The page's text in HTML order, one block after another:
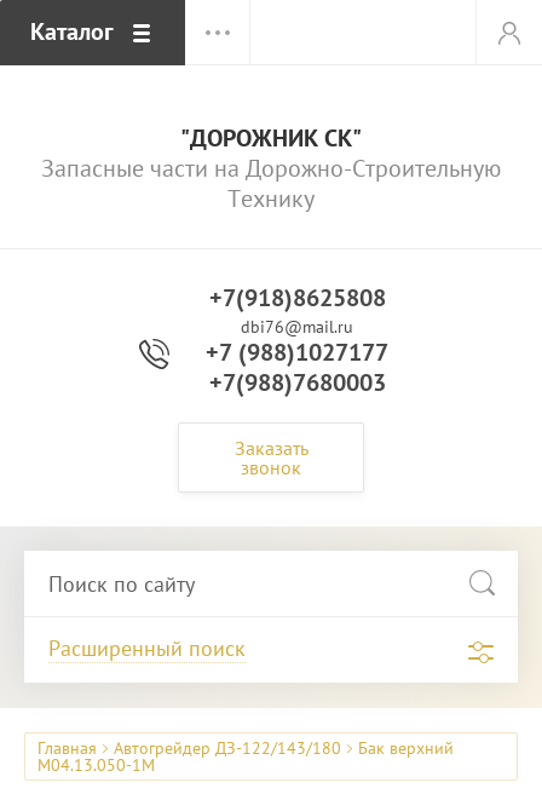
Каталог
"ДОРОЖНИК СК"
Запасные части на Дорожно-Строительную
Технику
+7(918)8625808
dbi76@mail.ru
+7 (988)1027177
+7(988)7680003
Заказать
звонок
Расширенный поиск
Главная Автогрейдер ДЗ-122/143/180 Бак верхний
М04.13.050-1М